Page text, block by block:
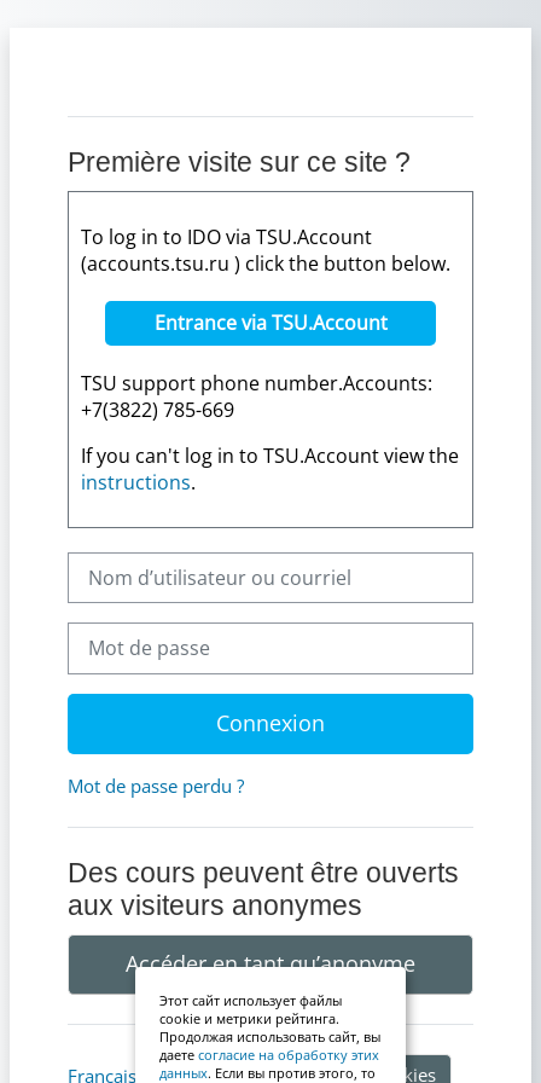
Première visite sur ce site ?
To log in to IDO via TSU.Account
(accounts.tsu.ru ) click the button below.
Entrance via TSU.Account
TSU support phone number.Accounts:
+7(3822) 785-669
If you can't log in to TSU.Account view the
instructions.
Mot de passe
Connexion
Mot de passe perdu ?
Des cours peuvent être ouverts
aux visiteurs anonymes
Accéder en tant qu’anonyme
Français ‎(fr)‎ Avis relatif aux cookies
Этот сайт использует файлы
cookie и метрики рейтинга.
Продолжая использовать сайт, вы
даете согласие на обработку этих
данных. Если вы против этого, то